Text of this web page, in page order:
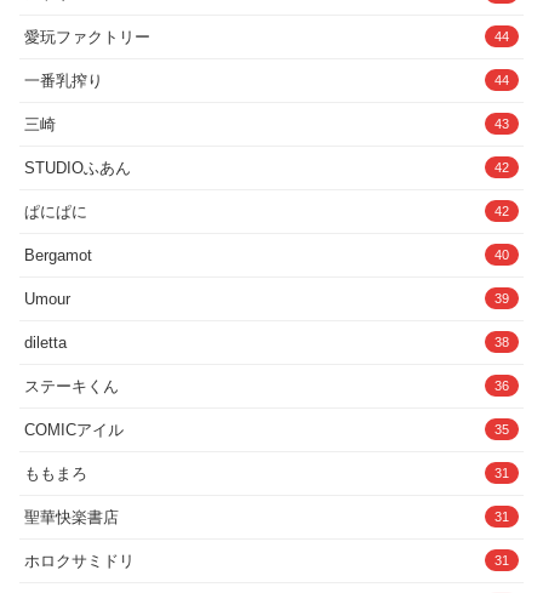
（おねショタ）となります。また、トラ
============◆トラック1_遠い夏の夢
==============================
===========キミにはよく見る夢があ
った。耳鳴り音と共に、女性が「思い出
して…」と何度も呼びかけてくる夢…。
れた時の記憶。セミの音を背景に、アオ
「むぎゅ〜っ♪ え？ なにするんだって？
キミが大好きだからむぎゅ〜って抱きし
めてるんだよ〜♪ ほらぁ、むぎゅ〜♪」
==============================
==============================
経ち◯校生になったキミは、街の中で突
然聞き覚えのある声に話しかけられる。
振り返るとアオイがあの頃と全く同じ姿
でいた。キミと話をしたがっているアオ
イを一人暮らしをしているアパートに招
くと、流れでエッチな雰囲気になってし
愛玩ファクトリー 44
一番乳搾り 44
三崎 43
STUDIOふあん 42
ぱにぱに 42
Bergamot 40
Umour 39
diletta 38
ステーキくん 36
COMICアイル 35
ももまろ 31
聖華快楽書店 31
ホロクサミドリ 31